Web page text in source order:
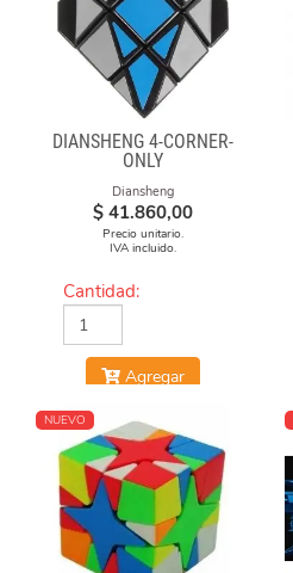
DIANSHENG 4-CORNER-
ONLY
Diansheng
$ 41.860,00
Precio unitario.
IVA incluido.
Cantidad:
Agregar
NUEVO